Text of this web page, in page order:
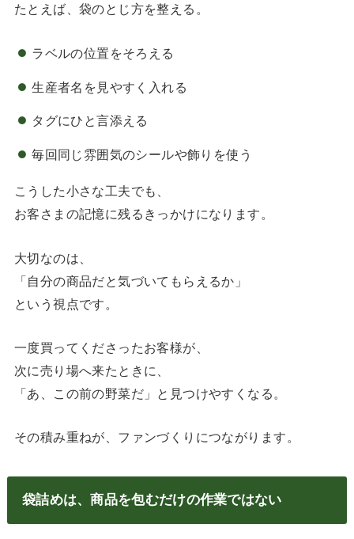
たとえば、袋のとじ方を整える。
ラベルの位置をそろえる
生産者名を見やすく入れる
タグにひと言添える
毎回同じ雰囲気のシールや飾りを使う
こうした小さな工夫でも、
お客さまの記憶に残るきっかけになります。
大切なのは、
「自分の商品だと気づいてもらえるか」
という視点です。
一度買ってくださったお客様が、
次に売り場へ来たときに、
「あ、この前の野菜だ」と見つけやすくなる。
その積み重ねが、ファンづくりにつながります。
袋詰めは、商品を包むだけの作業ではない